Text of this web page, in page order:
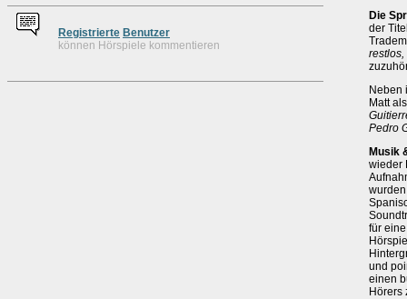
Registrierte Benutzer
können Hörspiele kommentieren
Die
der
Neben
Matt
Pedro
Musik
wieder
für
und
einen
Hörers